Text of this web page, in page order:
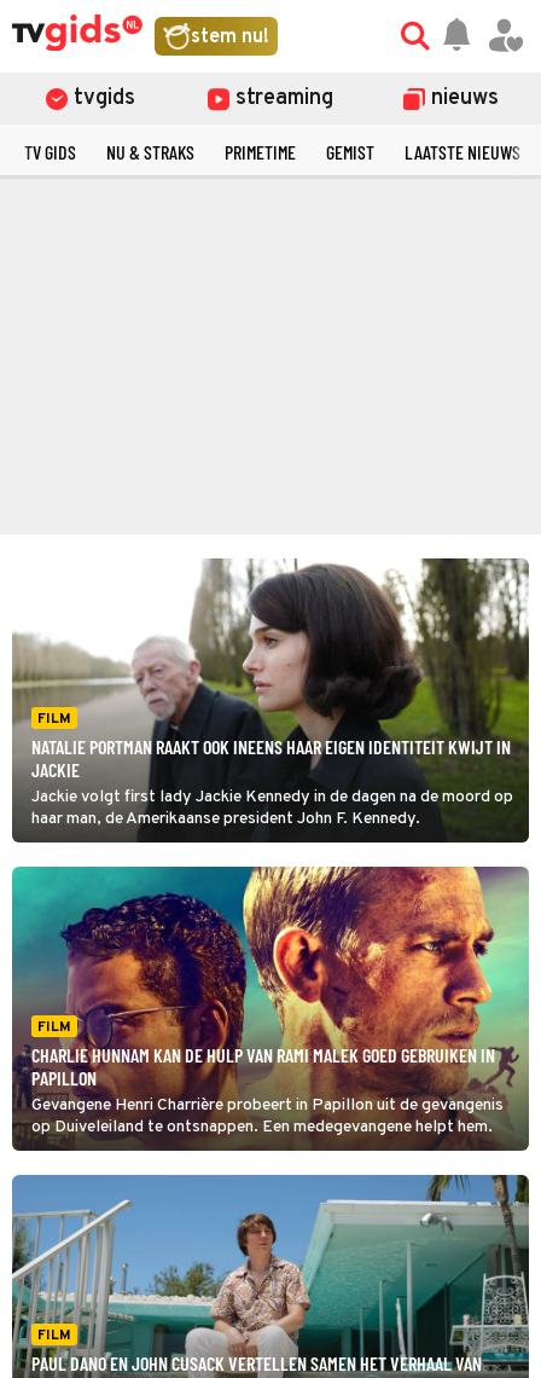
stem nu!
tvgids streaming nieuws
TV GIDS NU & STRAKS PRIMETIME GEMIST LAATSTE NIEUWS
FILM
NATALIE PORTMAN RAAKT OOK INEENS HAAR EIGEN IDENTITEIT KWIJT IN
JACKIE
Jackie volgt first lady Jackie Kennedy in de dagen na de moord op
haar man, de Amerikaanse president John F. Kennedy.
FILM
CHARLIE HUNNAM KAN DE HULP VAN RAMI MALEK GOED GEBRUIKEN IN
PAPILLON
Gevangene Henri Charrière probeert in Papillon uit de gevangenis
op Duiveleiland te ontsnappen. Een medegevangene helpt hem.
FILM
PAUL DANO EN JOHN CUSACK VERTELLEN SAMEN HET VERHAAL VAN